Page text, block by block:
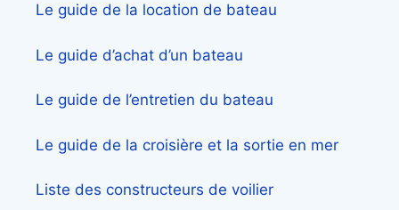
Le guide de la location de bateau
Le guide d’achat d’un bateau
Le guide de l’entretien du bateau
Le guide de la croisière et la sortie en mer
Liste des constructeurs de voilier